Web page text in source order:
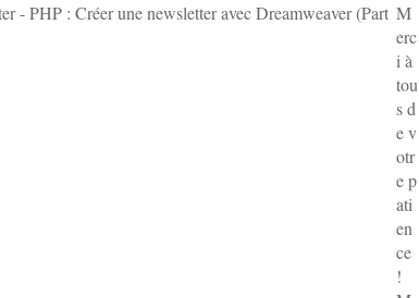
M
erc
i à
tou
s d
e v
otr
e p
ati
en
ce
!